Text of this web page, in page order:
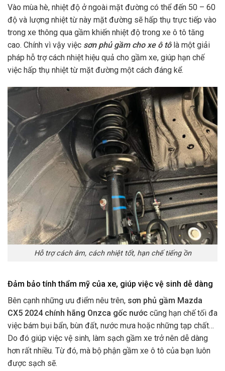
Vào mùa hè, nhiệt độ ở ngoài mặt đường có thể đến 50 – 60
độ và lượng nhiệt từ này mặt đường sẽ hấp thụ trực tiếp vào
trong xe thông qua gầm khiến nhiệt độ trong xe ô tô tăng
cao. Chính vì vậy việc sơn phủ gầm cho xe ô tôlà một giải
pháp hỗ trợ cách nhiệt hiệu quả cho gầm xe, giúp hạn chế
việc hấp thụ nhiệt từ mặt đường một cách đáng kể.
Hỗ trợ cách âm, cách nhiệt tốt, hạn chế tiếng ồn
Đảm bảo tính thẩm mỹ của xe, giúp việc vệ sinh dễ dàng
Bên cạnh những ưu điểm nêu trên, sơn phủ gầm Mazda
CX5 2024 chính hãng Onzca gốc nước cũng hạn chế tối đa
việc bám bụi bẩn, bùn đất, nước mưa hoặc những tạp chất…
Do đó giúp việc vệ sinh, làm sạch gầm xe trở nên dễ dàng
hơn rất nhiều. Từ đó, mà bộ phận gầm xe ô tô của bạn luôn
được sạch sẽ.